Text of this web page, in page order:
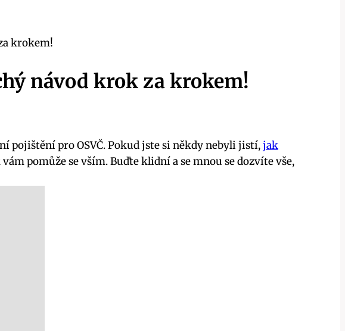
krokem!
návod krok za krokem!
pojištění pro OSVČ. Pokud jste si někdy nebyli jistí,jak
pomůže se vším. Buďte klidní a se mnou se dozvíte vše,